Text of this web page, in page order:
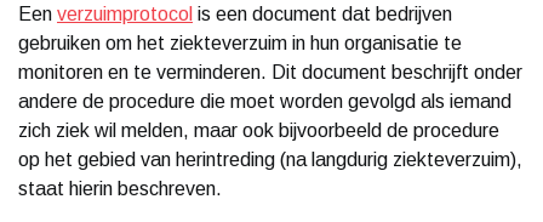
Een verzuimprotocol is een document dat bedrijven
gebruiken om het ziekteverzuim in hun organisatie te
monitoren en te verminderen. Dit document beschrijft onder
andere de procedure die moet worden gevolgd als iemand
zich ziek wil melden, maar ook bijvoorbeeld de procedure
op het gebied van herintreding (na langdurig ziekteverzuim),
staat hierin beschreven.